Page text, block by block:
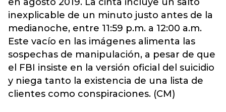
inexplicable de un minuto justo antes de la
medianoche, entre 11:59 p.m. a 12:00 a.m.
Este vacío en las imágenes alimenta las
sospechas de manipulación, a pesar de que
el FBI insiste en la versión oficial del suicidio
y niega tanto la existencia de una lista de
clientes como conspiraciones. (CM)